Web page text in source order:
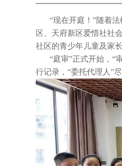
“现在开庭！”随着
区、天府新区爱惜社社
社区的青少年儿童及家
“庭审”正式开始，“
行记录，“委托代理人”